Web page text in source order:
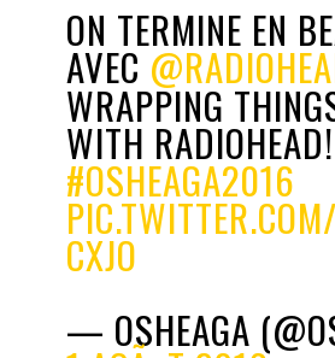
ON TERMINE EN
AVEC
WRAPPING
WITH RADIOHEAD!
#OSHEAGA2016
CXJO
— OSHEAGA